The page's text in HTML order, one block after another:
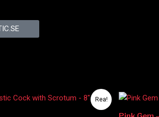
Rea!
Det
Det
Det